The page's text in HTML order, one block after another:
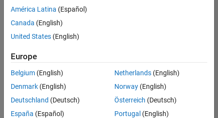
Actuellement,
aucune
offre
d'emploi
correspondant
à vos
critères
de
recherche.
Vous
América Latina (Español)
Canada (English)
United States (English)
Europe
Belgium (English)
Denmark (English)
Deutschland (Deutsch)
España (Español)
Netherlands(English)
Norway(English)
Österreich (Deutsch)
Portugal (English)